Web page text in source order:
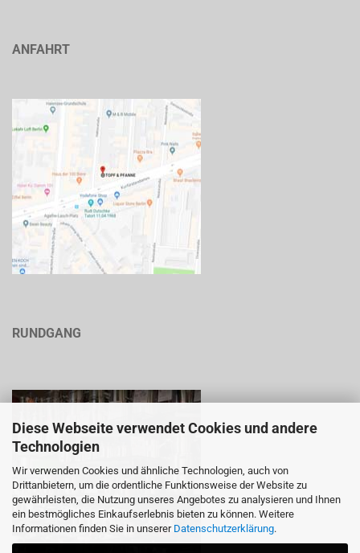
Diese Webseite verwendet Cookies und andere
Technologien
Wir verwenden Cookies und ähnliche Technologien, auch von
Drittanbietern, um die ordentliche Funktionsweise der Website zu
gewährleisten, die Nutzung unseres Angebotes zu analysieren und Ihnen
ein bestmögliches Einkaufserlebnis bieten zu können. Weitere
Informationen finden Sie in unserer Datenschutzerklärung.
ANFAHRT
RUNDGANG